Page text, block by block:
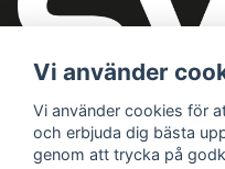
Vi använder
Vi använder cookies för
och erbjuda dig bästa
genom att trycka på